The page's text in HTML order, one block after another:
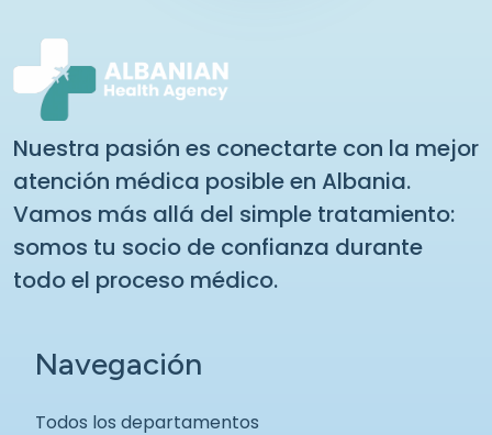
Nuestra pasión es conectarte con la mejor
atención médica posible en Albania.
Vamos más allá del simple tratamiento:
somos tu socio de confianza durante
todo el proceso médico.
Navegación
Todos los departamentos